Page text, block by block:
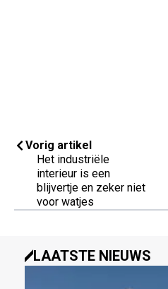
Vorig artikel
Het industriële
interieur is een
blijvertje en zeker niet
voor watjes
LAATSTE NIEUWS